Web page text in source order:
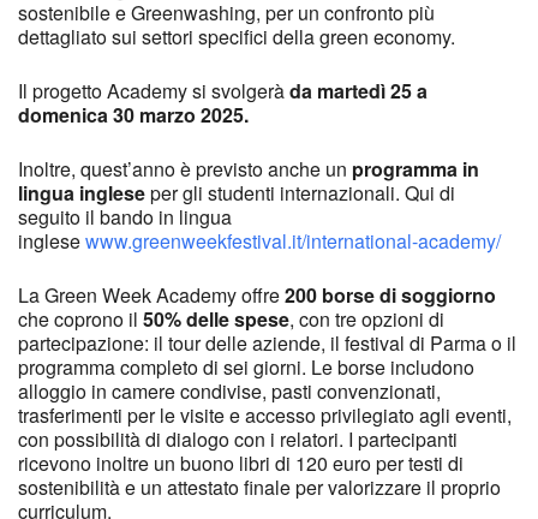
sostenibile e Greenwashing, per un confronto più
dettagliato sui settori specifici della green economy.
Il progetto Academy si svolgeràda martedì 25 a
domenica 30 marzo 2025.
Inoltre, quest’anno è previsto anche un programma in
lingua ingleseper gli studenti internazionali. Qui di
seguito il bando in lingua
inglesewww.greenweekfestival.it/international-academy/
La Green Week Academy offre200 borse di soggiorno
che coprono il 50% delle spese, con tre opzioni di
partecipazione: il tour delle aziende, il festival di Parma o il
programma completo di sei giorni. Le borse includono
alloggio in camere condivise, pasti convenzionati,
trasferimenti per le visite e accesso privilegiato agli eventi,
con possibilità di dialogo con i relatori. I partecipanti
ricevono inoltre un buono libri di 120 euro per testi di
sostenibilità e un attestato finale per valorizzare il proprio
curriculum.